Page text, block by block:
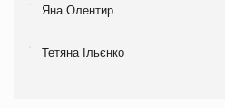
Яна Олентир
Тетяна Ільєнко